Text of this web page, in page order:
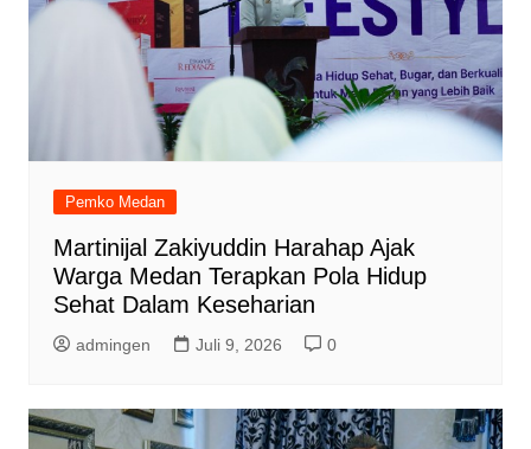
Pemko Medan
Martinijal Zakiyuddin Harahap Ajak
Warga Medan Terapkan Pola Hidup
Sehat Dalam Keseharian
admingen Juli 9, 2026 0